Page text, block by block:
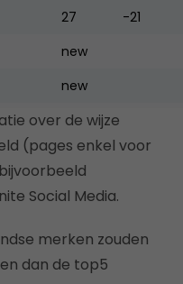
27
-21
new
new
over de wijze
(pages enkel voor
Social Media.
merken zouden
dan de top5